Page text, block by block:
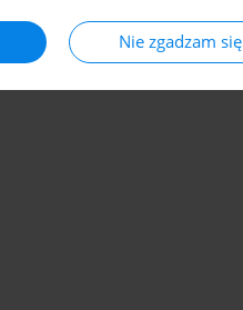
Nie zgadzam się